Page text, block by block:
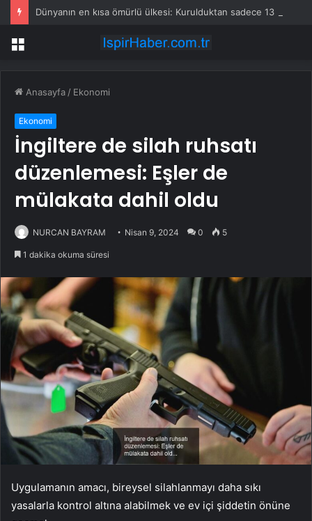
Menü
Anasayfa / Ekonomi
Ekonomi
İngiltere de silah ruhsatı
düzenlemesi: Eşler de
mülakata dahil oldu
NURCAN BAYRAM Nisan 9, 2024 0 5
1 dakika okuma süresi
Uygulamanın amacı, bireysel silahlanmayı daha sıkı
yasalarla kontrol altına alabilmek ve ev içi şiddetin önüne